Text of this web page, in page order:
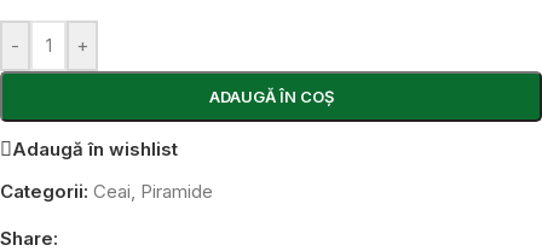
- +
ADAUGĂ ÎN COȘ
Adaugă în wishlist
Categorii: Ceai, Piramide
Share: